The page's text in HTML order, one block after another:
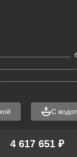
С
4 617 651 ₽